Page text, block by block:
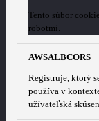
Tento súbor
robotmi.
AWSALBCORS
Registruje, ktorý
používa v
užívateľská